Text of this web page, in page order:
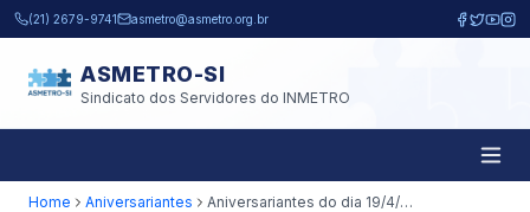
Pular para o conteúdo principal
(21) 2679-9741 asmetro@asmetro.org.br
ASMETRO-SI
Sindicato dos Servidores do INMETRO
Home Aniversariantes Aniversariantes do dia 19/4/2024